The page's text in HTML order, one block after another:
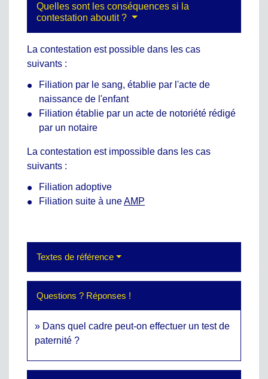
Quelles sont les conséquences si la
contestation aboutit ?
La contestation est possible dans les cas
suivants :
Filiation par le sang, établie par l'acte de
naissance de l'enfant
Filiation établie par un acte de notoriété rédigé
par un notaire
La contestation est impossible dans les cas
suivants :
Filiation adoptive
Filiation suite à uneAMP
Textes de référence
Questions ? Réponses !
Dans quel cadre peut-on effectuer un test de
paternité ?